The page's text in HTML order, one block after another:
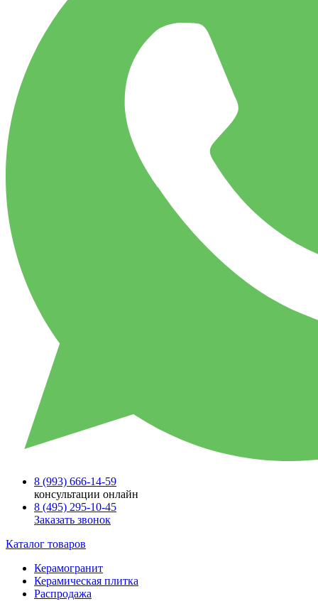
8 (993) 666-14-59
консультации онлайн
8 (495) 295-10-45
Заказать звонок
Каталог товаров
Керамогранит
Керамическая плитка
Распродажа